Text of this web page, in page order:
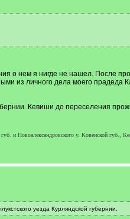
о нем я нигде не нашел. После
из личного дела моего прадеда
Кевиши до переселения
и Новоалександровского у. Ковенской губ.,
уезда Курляндской губернии.